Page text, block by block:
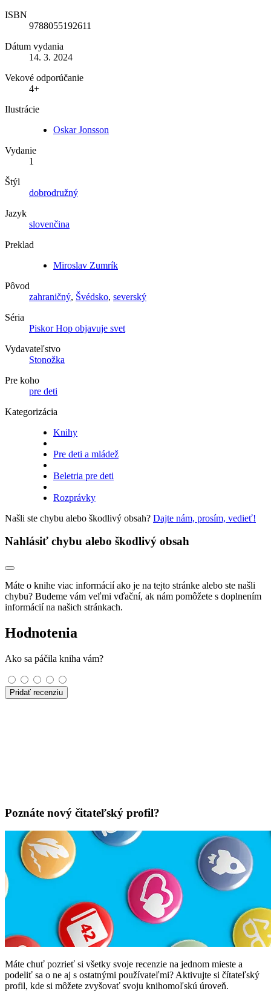
ISBN
9788055192611
Dátum vydania
14. 3. 2024
Vekové odporúčanie
4+
Ilustrácie
Oskar Jonsson
Vydanie
1
Štýl
dobrodružný
Jazyk
slovenčina
Preklad
Miroslav Zumrík
Pôvod
zahraničný, Švédsko, severský
Séria
Piskor Hop objavuje svet
Vydavateľstvo
Stonožka
Pre koho
pre deti
Kategorizácia
Knihy
Pre deti a mládež
Beletria pre deti
Rozprávky
Našli ste chybu alebo škodlivý obsah? Dajte nám, prosím, vedieť!
Nahlásiť chybu alebo škodlivý obsah
Máte o knihe viac informácií ako je na tejto stránke alebo ste našli
chybu? Budeme vám veľmi vďační, ak nám pomôžete s doplnením
informácií na našich stránkach.
Hodnotenia
Ako sa páčila kniha vám?
Pridať recenziu
Poznáte nový čitateľský profil?
Máte chuť pozrieť si všetky svoje recenzie na jednom mieste a
podeliť sa o ne aj s ostatnými používateľmi? Aktivujte si čítateľský
profil, kde si môžete zvyšovať svoju knihomoľskú úroveň.